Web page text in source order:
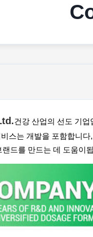
건강 산업의 선도 기
스는 개발을 포함합니
드를 만드는 데 도움이